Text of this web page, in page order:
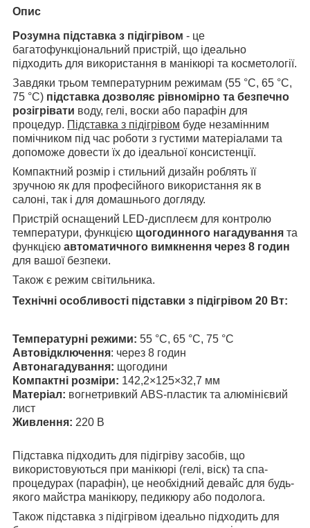
Опис
Розумна підставка з підігрівом - це
багатофункціональний пристрій, що ідеально
підходить для використання в манікюрі та косметології.
Завдяки трьом температурним режимам (55 °C, 65 °C,
75 °C) підставка дозволяє рівномірно та безпечно
розігрівати воду, гелі, воски або парафін для
процедур. Підставка з підігрівом буде незамінним
помічником під час роботи з густими матеріалами та
допоможе довести їх до ідеальної консистенції.
Компактний розмір і стильний дизайн роблять її
зручною як для професійного використання як в
салоні, так і для домашнього догляду.
Пристрій оснащений LED-дисплеєм для контролю
температури, функцією щогодинного нагадування та
функцією автоматичного вимкнення через 8 годин
для вашої безпеки.
Також є режим світильника.
Технічні особливості підставки з підігрівом 20 Вт:
Температурні режими: 55 °C, 65 °C, 75 °C
Автовідключення: через 8 годин
Автонагадування: щогодини
Компактні розміри: 142,2×125×32,7 мм
Матеріал: вогнетривкий ABS-пластик та алюмінієвий
лист
Живлення: 220 В
Підставка підходить для підігріву засобів, що
використовуються при манікюрі (гелі, віск) та спа-
процедурах (парафін), це необхідний девайс для будь-
якого майстра манікюру, педикюру або подолога.
Також підставка з підігрівом ідеально підходить для